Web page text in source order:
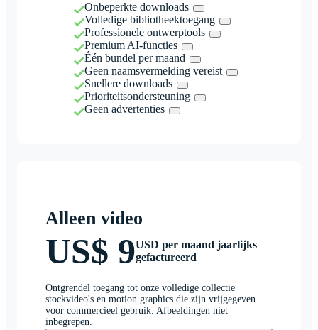
Onbeperkte downloads
Volledige bibliotheektoegang
Professionele ontwerptools
Premium AI-functies
Één bundel per maand
Geen naamsvermelding vereist
Snellere downloads
Prioriteitsondersteuning
Geen advertenties
Alleen video
US$ 9USD per maand jaarlijks
gefactureerd
Ontgrendel toegang tot onze volledige collectie
stockvideo's en motion graphics die zijn vrijgegeven
voor commercieel gebruik. Afbeeldingen niet
inbegrepen.